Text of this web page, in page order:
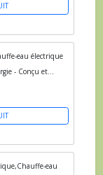
eau électrique
- Conçu et
eau